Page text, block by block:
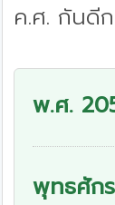
ค.ศ. กันดี
พ.ศ.
พุทธศัก